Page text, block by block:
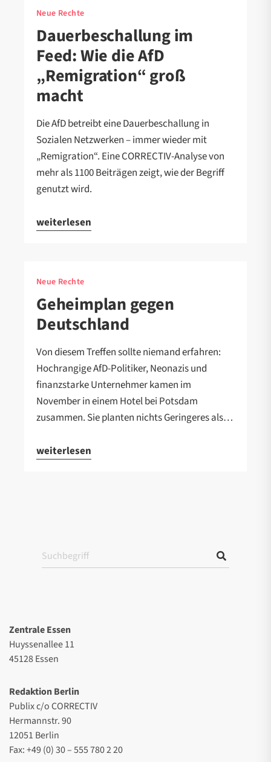
Neue Rechte
Dauerbeschallung im
Feed: Wie die AfD
„Remigration“ groß
macht
Die AfD betreibt eine Dauerbeschallung in
Sozialen Netzwerken – immer wieder mit
„Remigration“. Eine CORRECTIV-Analyse von
mehr als 1100 Beiträgen zeigt, wie der Begriff
genutzt wird.
weiterlesen
Neue Rechte
Geheimplan gegen
Deutschland
Von diesem Treffen sollte niemand erfahren:
Hochrangige AfD-Politiker, Neonazis und
finanzstarke Unternehmer kamen im
November in einem Hotel bei Potsdam
zusammen. Sie planten nichts Geringeres als…
weiterlesen
Zentrale Essen
Huyssenallee 11
45128 Essen
Redaktion Berlin
Publix c/o CORRECTIV
Hermannstr. 90
12051 Berlin
Fax: +49 (0) 30 – 555 780 2 20